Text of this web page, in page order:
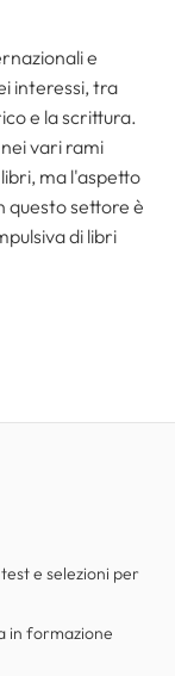
e
interessi, tra
e la scrittura.
vari rami
ma l'aspetto
questo settore è
di libri
e selezioni per
in formazione